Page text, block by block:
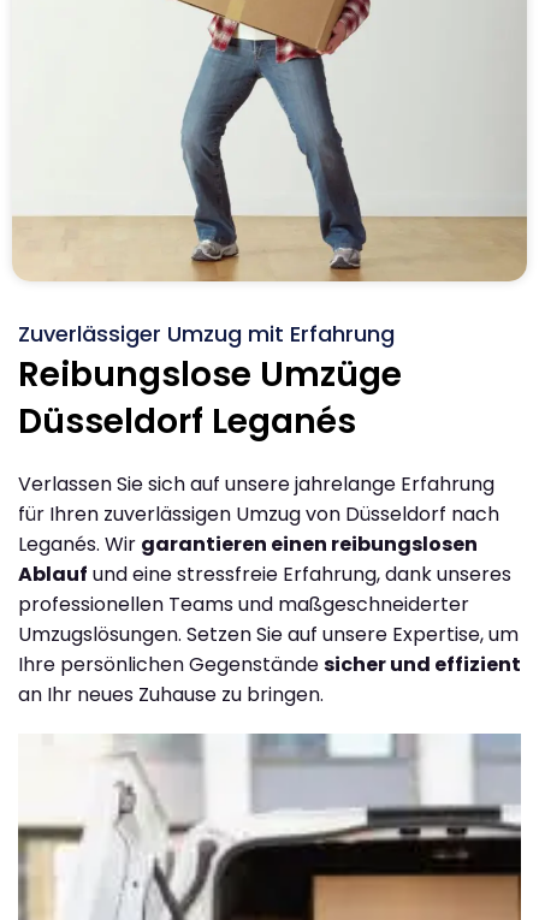
Zuverlässiger Umzug mit Erfahrung
Reibungslose Umzüge
Düsseldorf Leganés
Verlassen Sie sich auf unsere jahrelange Erfahrung
für Ihren zuverlässigen Umzug von Düsseldorf nach
Leganés. Wir garantieren einen reibungslosen
Ablauf und eine stressfreie Erfahrung, dank unseres
professionellen Teams und maßgeschneiderter
Umzugslösungen. Setzen Sie auf unsere Expertise, um
Ihre persönlichen Gegenständesicher und effizient
an Ihr neues Zuhause zu bringen.